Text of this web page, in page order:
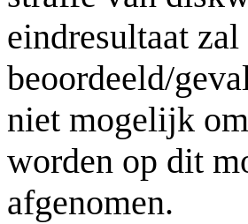
eindresultaat
beoordeeld/
niet mogelijk
worden op dit
afgenomen.